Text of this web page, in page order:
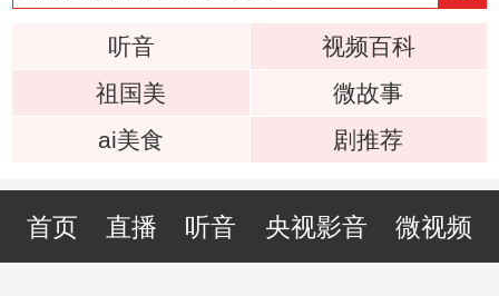
听音
视频百科
祖国美
微故事
ai美食
剧推荐
首页 直播 听音 央视影音 微视频